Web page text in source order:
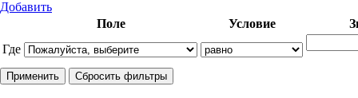
Добавить
Где
Поле Условие